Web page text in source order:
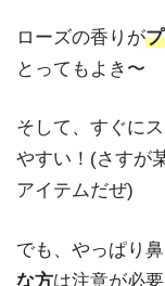
ローズの香りが
とってもよき〜
そして、すぐに
やすい！(さすが
アイテムだぜ)
でも、やっぱり
な方は注意が必要